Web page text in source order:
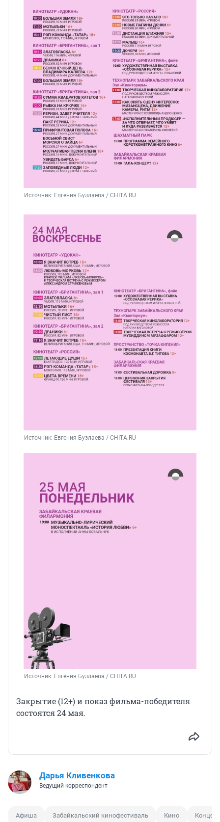
Источник: Евгения Бузлаева / CHITA.RU
Источник: Евгения Бузлаева / CHITA.RU
Источник: Евгения Бузлаева / CHITA.RU
Закрытие (12+) и показ фильма-победителя
состоятся 24 мая.
Дарья Кливенкова
Ведущий корреспондент
Афиша Забайкальский кинофестиваль Кино Концерт